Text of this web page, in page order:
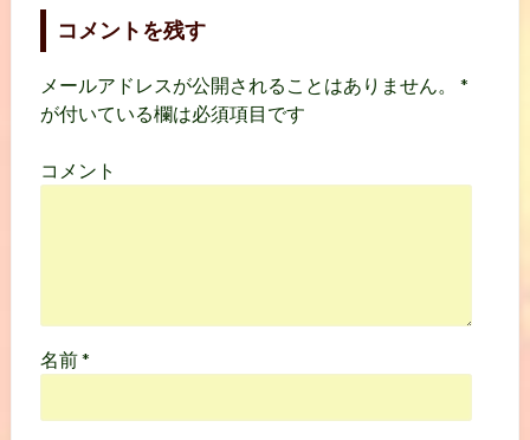
コメントを残す
メールアドレスが公開されることはありません。
*
が付いている欄は必須項目です
コメント
名前*